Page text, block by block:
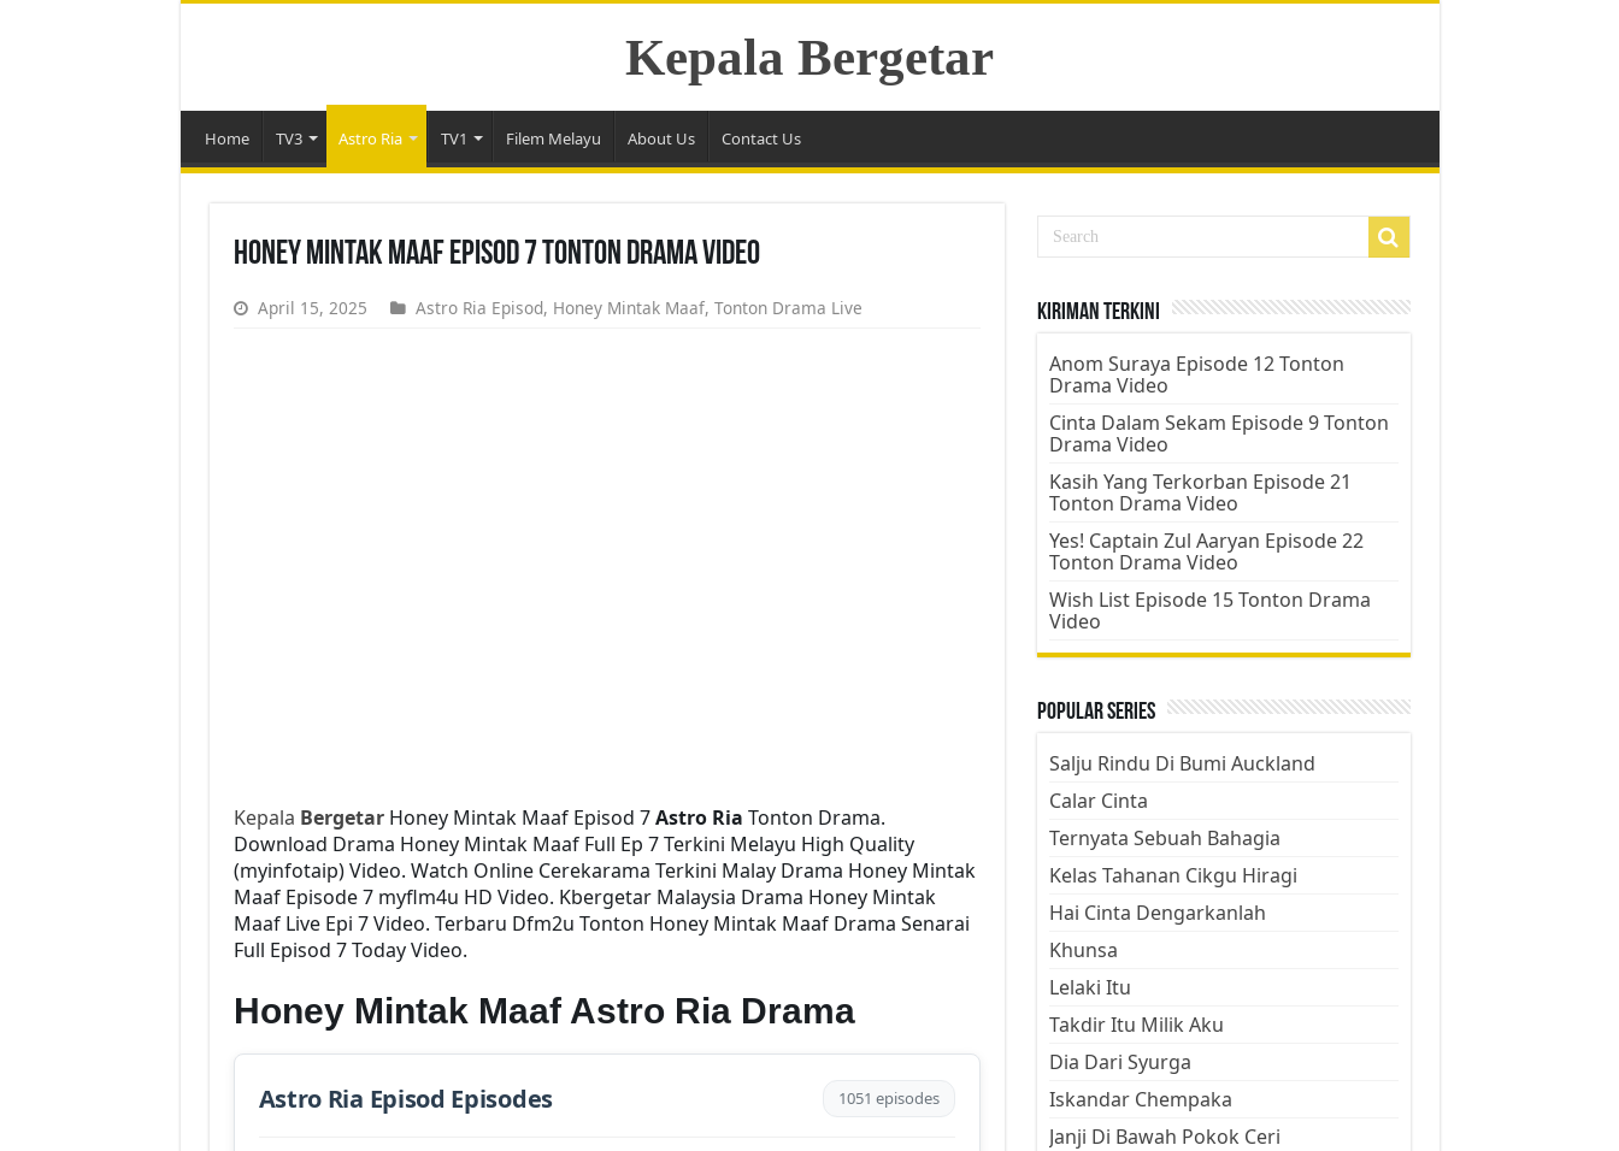
Kepala Bergetar
Home TV3 Astro Ria TV1 Filem Melayu About Us Contact Us
Honey Mintak Maaf Episod 7 Tonton Drama Video
April 15, 2025 Astro Ria Episod, Honey Mintak Maaf, Tonton Drama Live
Kepala BergetarHoney Mintak Maaf Episod 7Astro Ria Tonton Drama.
Download Drama Honey Mintak Maaf Full Ep 7 Terkini Melayu High Quality
(myinfotaip) Video. Watch Online Cerekarama Terkini Malay Drama Honey Mintak
Maaf Episode 7 myflm4u HD Video. Kbergetar Malaysia Drama Honey Mintak
Maaf Live Epi 7 Video. Terbaru Dfm2u Tonton Honey Mintak Maaf Drama Senarai
Full Episod 7 Today Video.
Honey Mintak Maaf Astro Ria Drama
Astro Ria Episod Episodes 1051 episodes
Kiriman Terkini
Anom Suraya Episode 12 Tonton
Drama Video
Cinta Dalam Sekam Episode 9 Tonton
Drama Video
Kasih Yang Terkorban Episode 21
Tonton Drama Video
Yes! Captain Zul Aaryan Episode 22
Tonton Drama Video
Wish List Episode 15 Tonton Drama
Video
Popular Series
Salju Rindu Di Bumi Auckland
Calar Cinta
Ternyata Sebuah Bahagia
Kelas Tahanan Cikgu Hiragi
Hai Cinta Dengarkanlah
Khunsa
Lelaki Itu
Takdir Itu Milik Aku
Dia Dari Syurga
Iskandar Chempaka
Janji Di Bawah Pokok Ceri